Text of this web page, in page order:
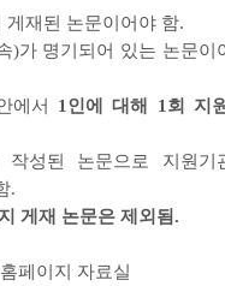
게재된 논문이어야 함.
)가 명기되어 있는 논문이
에서
1인에 대해 1회 지
성된 논문으로 지원기
.
게재 논문은 제외됨.
페이지 자료실